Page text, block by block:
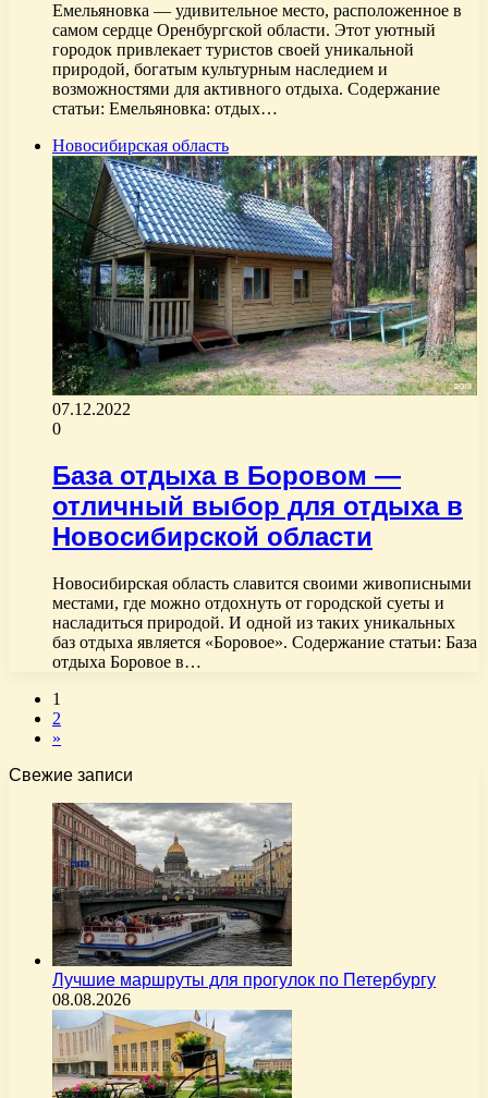
Емельяновка — удивительное место, расположенное в
самом сердце Оренбургской области. Этот уютный
городок привлекает туристов своей уникальной
природой, богатым культурным наследием и
возможностями для активного отдыха. Содержание
статьи: Емельяновка: отдых…
Новосибирская область
07.12.2022
0
База отдыха в Боровом —
отличный выбор для отдыха в
Новосибирской области
Новосибирская область славится своими живописными
местами, где можно отдохнуть от городской суеты и
насладиться природой. И одной из таких уникальных
баз отдыха является «Боровое». Содержание статьи: База
отдыха Боровое в…
1
2
»
Свежие записи
Лучшие маршруты для прогулок по Петербургу
08.08.2026